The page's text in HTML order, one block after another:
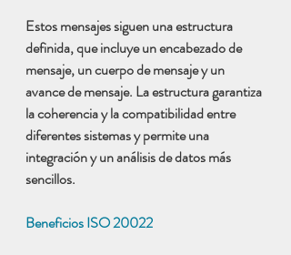
Estos mensajes siguen una estructura
definida, que incluye un encabezado de
mensaje, un cuerpo de mensaje y un
avance de mensaje. La estructura garantiza
la coherencia y la compatibilidad entre
diferentes sistemas y permite una
integración y un análisis de datos más
sencillos.
Beneficios ISO 20022